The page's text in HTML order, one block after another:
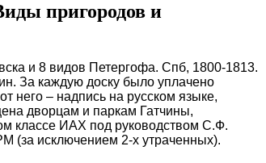
пригородов и
и 8 видов Петергофа. Спб, 1800-1813.
За каждую доску было уплачено
него – надпись на русском языке,
дворцам и паркам Гатчины,
классе ИАХ под руководством С.Ф.
(за исключением 2-х утраченных).